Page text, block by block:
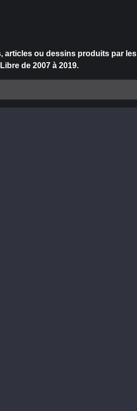
articles ou dessins produits par
de 2007 à 2019.